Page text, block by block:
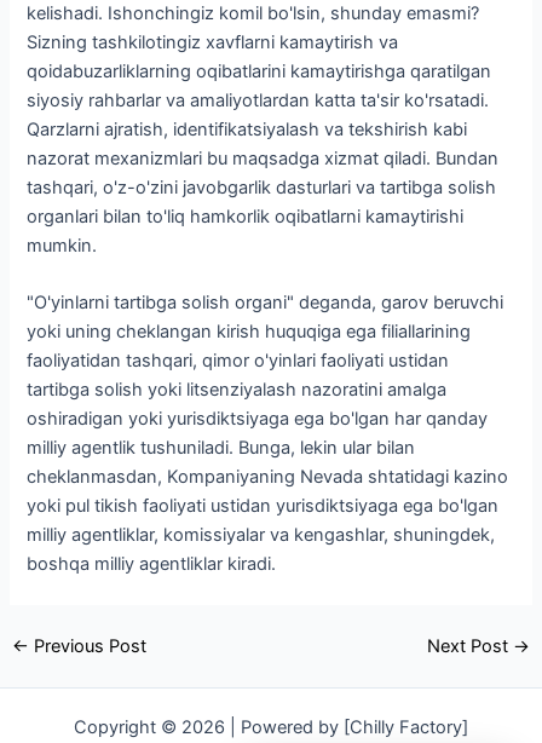
kelishadi. Ishonchingiz komil bo'lsin, shunday emasmi?
Sizning tashkilotingiz xavflarni kamaytirish va
qoidabuzarliklarning oqibatlarini kamaytirishga qaratilgan
siyosiy rahbarlar va amaliyotlardan katta ta'sir ko'rsatadi.
Qarzlarni ajratish, identifikatsiyalash va tekshirish kabi
nazorat mexanizmlari bu maqsadga xizmat qiladi. Bundan
tashqari, o'z-o'zini javobgarlik dasturlari va tartibga solish
organlari bilan to'liq hamkorlik oqibatlarni kamaytirishi
mumkin.
"O'yinlarni tartibga solish organi" deganda, garov beruvchi
yoki uning cheklangan kirish huquqiga ega filiallarining
faoliyatidan tashqari, qimor o'yinlari faoliyati ustidan
tartibga solish yoki litsenziyalash nazoratini amalga
oshiradigan yoki yurisdiktsiyaga ega bo'lgan har qanday
milliy agentlik tushuniladi. Bunga, lekin ular bilan
cheklanmasdan, Kompaniyaning Nevada shtatidagi kazino
yoki pul tikish faoliyati ustidan yurisdiktsiyaga ega bo'lgan
milliy agentliklar, komissiyalar va kengashlar, shuningdek,
boshqa milliy agentliklar kiradi.
Post
← Previous Post Next Post →
Copyright © 2026 | Powered by [Chilly Factory]